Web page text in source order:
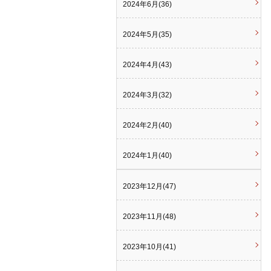
2024年6月(36)
2024年5月(35)
2024年4月(43)
2024年3月(32)
2024年2月(40)
2024年1月(40)
2023年12月(47)
2023年11月(48)
2023年10月(41)